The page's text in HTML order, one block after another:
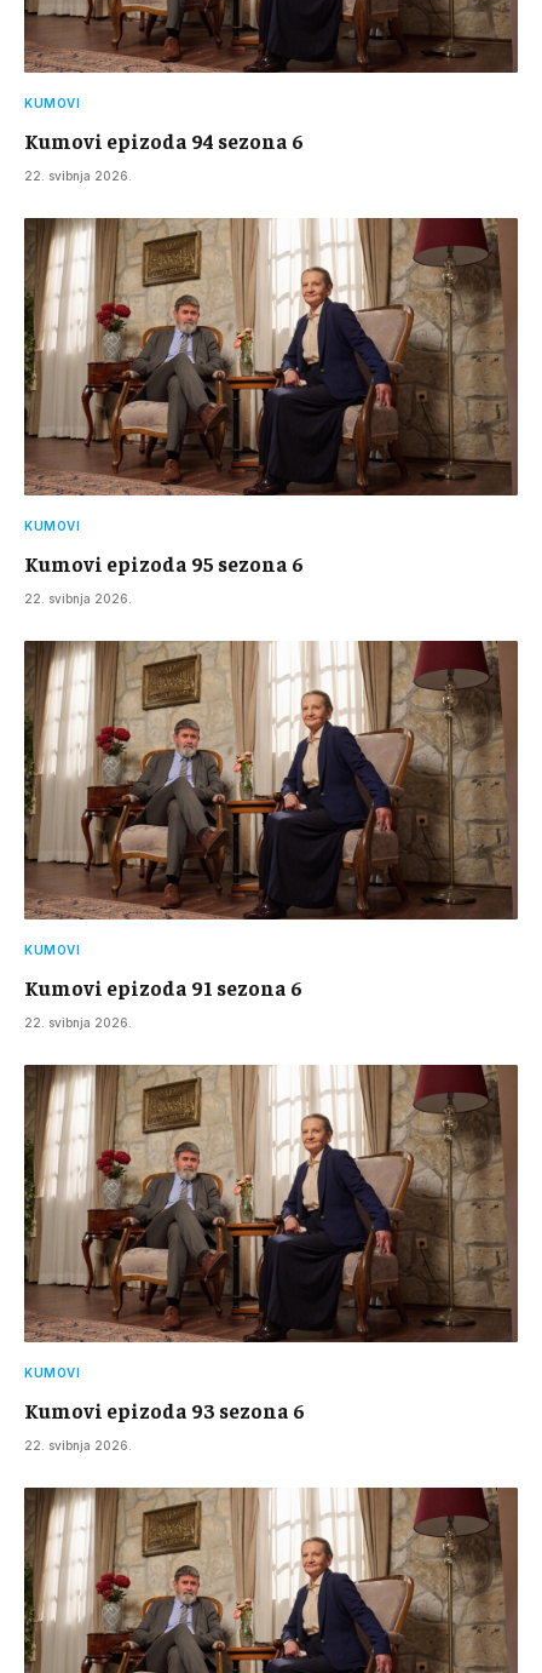
KUMOVI
Kumovi epizoda 94 sezona 6
22. svibnja 2026.
KUMOVI
Kumovi epizoda 95 sezona 6
22. svibnja 2026.
KUMOVI
Kumovi epizoda 91 sezona 6
22. svibnja 2026.
KUMOVI
Kumovi epizoda 93 sezona 6
22. svibnja 2026.